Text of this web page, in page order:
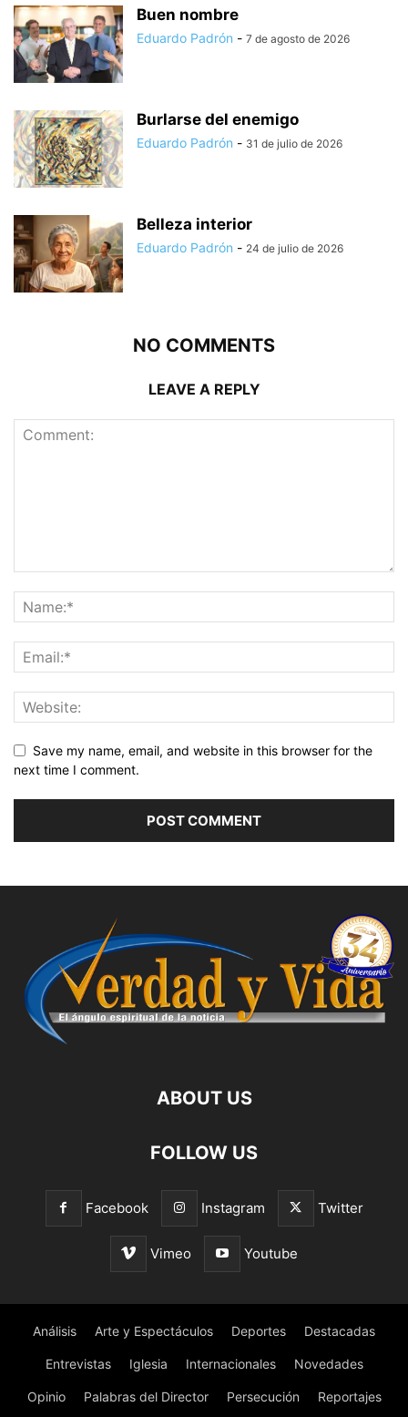
Buen nombre
Eduardo Padrón - 7 de agosto de 2026
Burlarse del enemigo
Eduardo Padrón - 31 de julio de 2026
Belleza interior
Eduardo Padrón - 24 de julio de 2026
NO COMMENTS
LEAVE A REPLY
Save my name, email, and website in this browser for the
next time I comment.
ABOUT US
FOLLOW US
Facebook Instagram Twitter
Vimeo Youtube
Análisis Arte y Espectáculos Deportes Destacadas
Entrevistas Iglesia Internacionales Novedades
Opinio Palabras del Director Persecución Reportajes